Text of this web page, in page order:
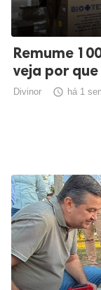
Remume
veja por
Divinor  há 1